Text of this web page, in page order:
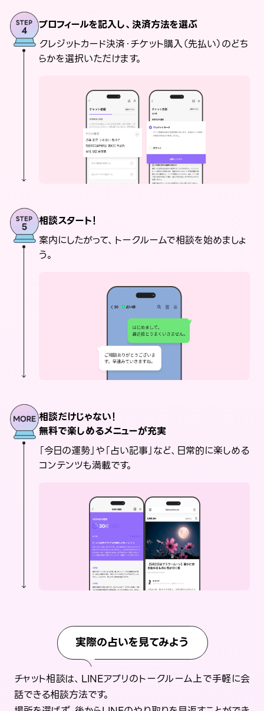
プロフィールを記入し、決済方法を選ぶ
クレジットカード決済・チケット購入（先払い）のどち
らかを選択いただけます。
相談スタート！
案内にしたがって、トークルームで相談を始めましょ
う。
相談だけじゃない！
無料で楽しめるメニューが充実
「今日の運勢」や「占い記事」など、日常的に楽しめる
コンテンツも満載です。
実際の占いを見てみよう
チャット相談は、LINEアプリのトークルーム上で手軽に会
話できる相談方法です。